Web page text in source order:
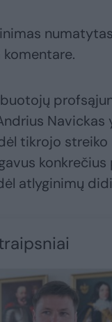
Navickas
tikrojo
konkrečius
atlyginimų